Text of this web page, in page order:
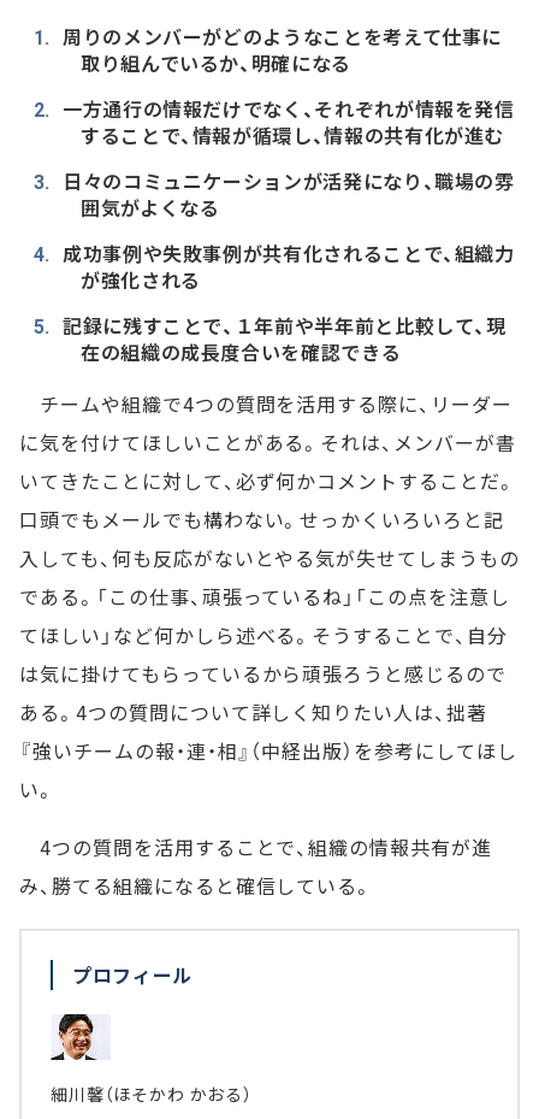
周りのメンバーがどのようなことを考えて仕事に
取り組んでいるか、明確になる
一方通行の情報だけでなく、それぞれが情報を発信
することで、情報が循環し、情報の共有化が進む
日々のコミュニケーションが活発になり、職場の雰
囲気がよくなる
成功事例や失敗事例が共有化されることで、組織力
が強化される
記録に残すことで、１年前や半年前と比較して、現
在の組織の成長度合いを確認できる
チームや組織で4つの質問を活用する際に、リーダー
に気を付けてほしいことがある。それは、メンバーが書
いてきたことに対して、必ず何かコメントすることだ。
口頭でもメールでも構わない。せっかくいろいろと記
入しても、何も反応がないとやる気が失せてしまうもの
である。「この仕事、頑張っているね」「この点を注意し
てほしい」など何かしら述べる。そうすることで、自分
は気に掛けてもらっているから頑張ろうと感じるので
ある。4つの質問について詳しく知りたい人は、拙著
『強いチームの報・連・相』（中経出版）を参考にしてほし
い。
4つの質問を活用することで、組織の情報共有が進
み、勝てる組織になると確信している。
プロフィール
細川馨（ほそかわ かおる）